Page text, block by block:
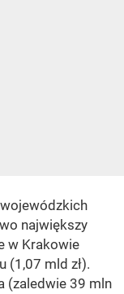
największy
w Krakowie
(1,07 mld zł).
(zaledwie 39 mln